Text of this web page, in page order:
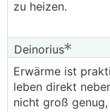
zu heizen.
Deinorius
Erwärme ist
leben direkt
nicht groß